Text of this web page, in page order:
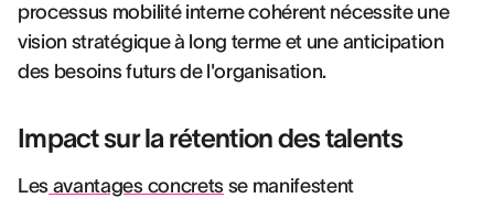
processus mobilité interne cohérent nécessite une
vision stratégique à long terme et une anticipation
des besoins futurs de l'organisation.
Impact sur la rétention des talents
Les avantages concretsse manifestent